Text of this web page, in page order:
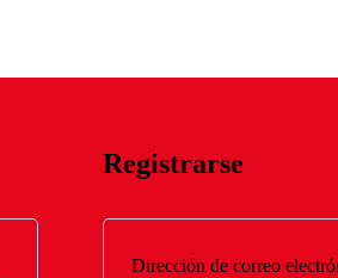
Registrarse
Dirección de correo